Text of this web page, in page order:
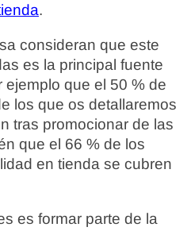
.
consideran que este
es la principal fuente
que el 50 % de
los que os detallaremos
tras promocionar de las
que el 66 % de los
en tienda se cubren
es formar parte de la